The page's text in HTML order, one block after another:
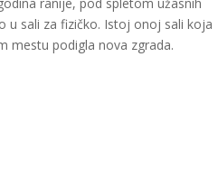
u sali za fizičko. Istoj onoj sali koja
mestu podigla nova zgrada.